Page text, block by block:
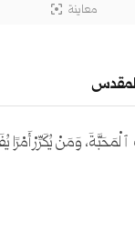
معاينة
وَمَنْ يُكَرِّرْ أَمْرًا